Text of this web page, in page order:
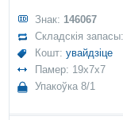
Знак: 146067
Складскія
Кошт:увайдзіце
Памер: 19x7x7
Упакоўка 8/1